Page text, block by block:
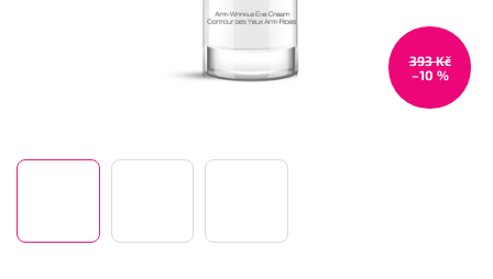
393 Kč
–10 %